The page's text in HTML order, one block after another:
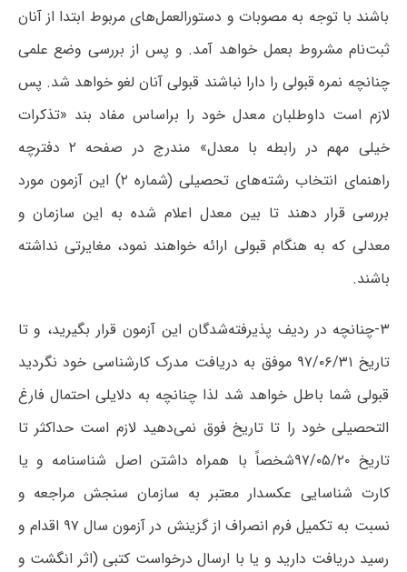
باشند با توجه به مصوبات و دستورالعمل‌های مربوط ابتدا از آنان
ثبت‌نام مشروط بعمل خواهد آمد. و پس از بررسی وضع علمی
چنانچه نمره قبولی را دارا نباشند قبولی آنان لغو خواهد شد. پس
لازم است داوطلبان معدل خود را براساس مفاد بند «تذکرات
خیلی مهم در رابطه با معدل» مندرج در صفحه ۲ دفترچه
راهنمای انتخاب رشته‌های تحصیلی (شماره ۲) این آزمون مورد
بررسی قرار دهند تا بین معدل اعلام شده به این سازمان و
معدلی که به هنگام قبولی ارائه خواهند نمود، مغایرتی نداشته
باشند.
۳-چنانچه در ردیف پذیرفته‌شدگان این آزمون قرار بگیرید، و تا
تاریخ ۹۷/۰۶/۳۱ موفق به دریافت مدرک کارشناسی خود نگردید
قبولی شما باطل خواهد شد لذا چنانچه به دلایلی احتمال فارغ
التحصیلی خود را تا تاریخ فوق نمی‌دهید لازم است حداکثر تا
تاریخ ۹۷/۰۵/۲۰شخصاً با همراه داشتن اصل شناسنامه و یا
کارت شناسایی عکسدار معتبر به سازمان سنجش مراجعه و
نسبت به تکمیل فرم انصراف از گزینش در آزمون سال ۹۷ اقدام و
رسید دریافت دارید و یا با ارسال درخواست کتبی (اثر انگشت و